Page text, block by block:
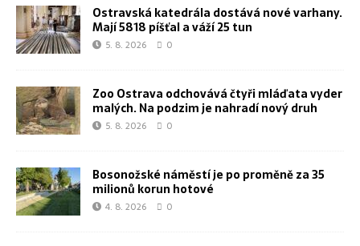
Ostravská katedrála dostává nové varhany.
Mají 5818 píšťal a váží 25 tun
5. 8. 2026 0
Zoo Ostrava odchovává čtyři mláďata vyder
malých. Na podzim je nahradí nový druh
5. 8. 2026 0
Bosonožské náměstí je po proměně za 35
milionů korun hotové
4. 8. 2026 0